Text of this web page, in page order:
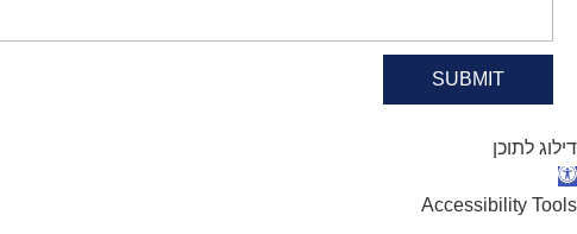
SUBMIT
דילוג לתוכן
פתח סרגל נגישות
Accessibility Tools